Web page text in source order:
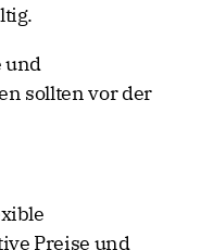
und
sollten vor der
Preise und